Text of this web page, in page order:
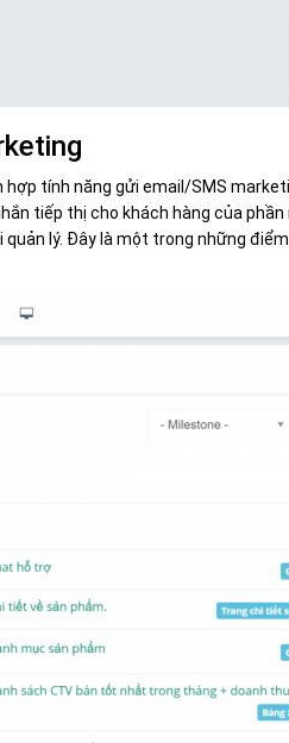
tính năng gửi email/SMS
tiếp thị cho khách hàng của
lý. Đây là một trong những